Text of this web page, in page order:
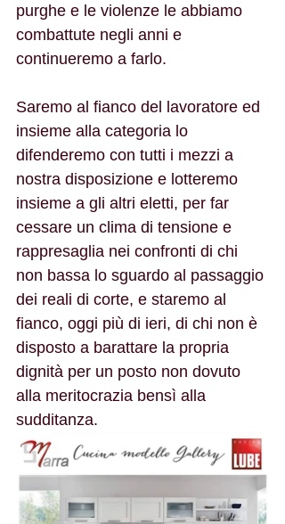
purghe e le violenze le abbiamo
combattute negli anni e
continueremo a farlo.
Saremo al fianco del lavoratore ed
insieme alla categoria lo
difenderemo con tutti i mezzi a
nostra disposizione e lotteremo
insieme a gli altri eletti, per far
cessare un clima di tensione e
rappresaglia nei confronti di chi
non bassa lo sguardo al passaggio
dei reali di corte, e staremo al
fianco, oggi più di ieri, di chi non è
disposto a barattare la propria
dignità per un posto non dovuto
alla meritocrazia bensì alla
sudditanza.